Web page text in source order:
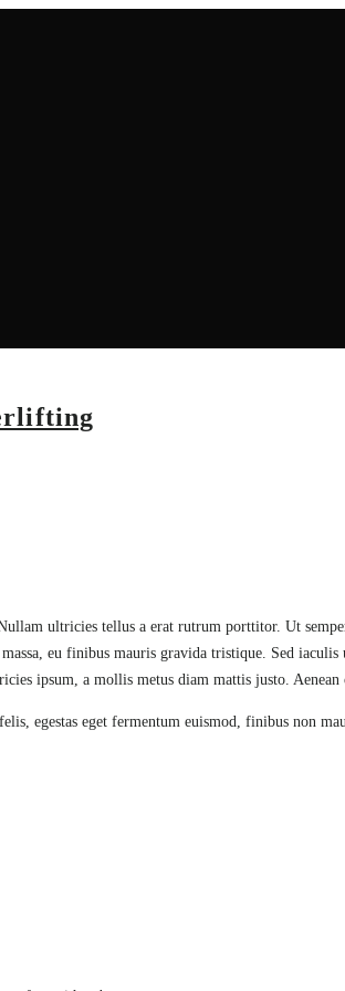
ultricies tellus a erat rutrum porttitor. Ut
eu finibus mauris gravida tristique. Sed
ipsum, a mollis metus diam mattis justo. Aenean
egestas eget fermentum euismod, finibus non